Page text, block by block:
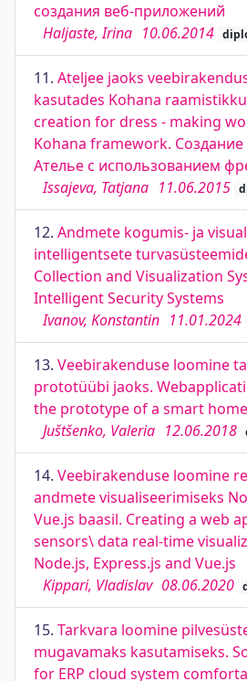
создания веб-приложений
Haljaste, Irina 10.06.2014
11. Ateljee jaoks
kasutades Kohana
creation for dress - making
Kohana framework.
Ателье с использованием
Issajeva, Tatjana 11.06.2015
12. Andmete kogumis- ja
intelligentsete
Collection and Visualization
Intelligent Security Systems
Ivanov, Konstantin 11.01.2024
13. Veebirakenduse loomine
prototüübi jaoks.
the prototype of a smart
Juštšenko, Valeria 12.06.2018
14. Veebirakenduse loomine
andmete visualiseerimiseks
Vue.js baasil. Creating a web
sensors\ data real-time
Node.js, Express.js and Vue.js
Kippari, Vladislav 08.06.2020
15. Tarkvara loomine
mugavamaks kasutamiseks.
for ERP cloud system